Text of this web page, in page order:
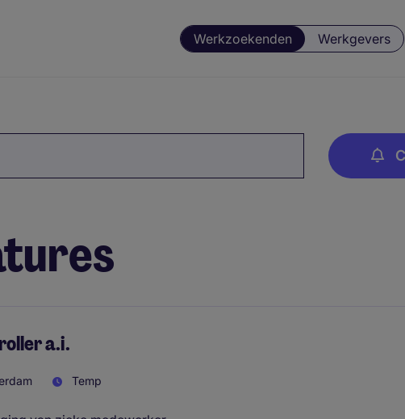
Werkzoekenden Werkgevers
a.i.
Temp